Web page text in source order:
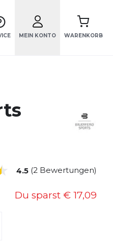
MEIN KONTO WARENKORB
4.5 (2 Bewertungen)
Du sparst € 17,09